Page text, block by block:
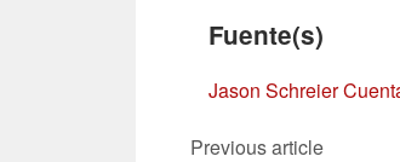
Fuente(s)
Jason Schreier
Previous article